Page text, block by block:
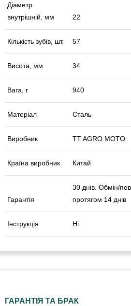
Діаметр
внутрішній, мм
22
Кількість зубів, шт. 57
Висота, мм 34
Вага, г 940
Матеріал Сталь
Виробник TT AGRO MOTO
Країна виробник Китай
Гарантія
30 днів. Обмін/
протягом 14 днів
Інструкція Ні
ГАРАНТІЯ ТА БРАК